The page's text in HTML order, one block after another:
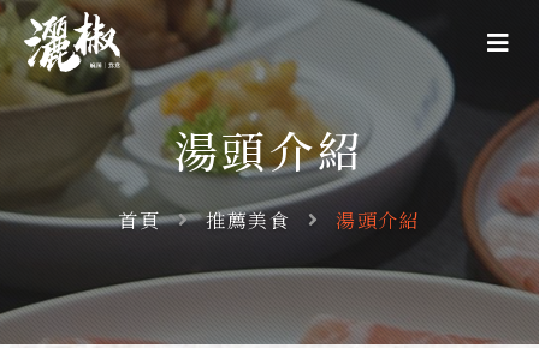
湯頭介紹
首頁 推薦美食 湯頭介紹